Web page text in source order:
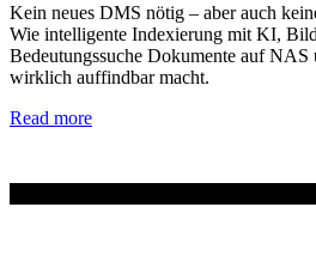
Kein neues DMS nötig – aber auch
Wie intelligente Indexierung mit KI,
Bedeutungssuche Dokumente auf
wirklich auffindbar macht.
Read more